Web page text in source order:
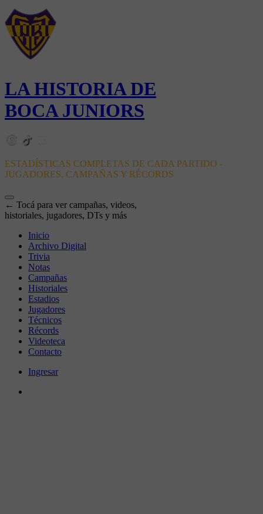
LA HISTORIA DE
BOCA JUNIORS
ESTADÍSTICAS COMPLETAS DE CADA PARTIDO -
JUGADORES, CAMPAÑAS Y RÉCORDS
← Tocá para ver campañas, videos,
historiales, jugadores, DTs y más
Inicio
Archivo Digital
Trivia
Notas
Campañas
Historiales
Estadios
Jugadores
Técnicos
Récords
Videoteca
Contacto
Ingresar